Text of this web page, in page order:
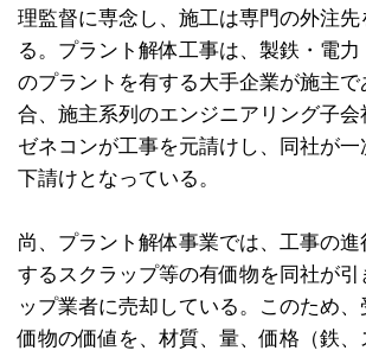
理監督に専念し、施工は専門の外注先
る。プラント解体工事は、製鉄・電
のプラントを有する大手企業が施主
合、施主系列のエンジニアリング子
ゼネコンが工事を元請けし、同社が
下請けとなっている。
尚、プラント解体事業では、工事の進
するスクラップ等の有価物を同社が引
ップ業者に売却している。このため
価物の価値を、材質、量、価格（鉄